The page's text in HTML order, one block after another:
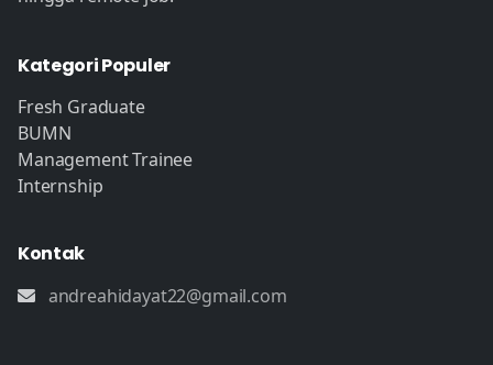
Kategori Populer
Fresh Graduate
BUMN
Management Trainee
Internship
Kontak
andreahidayat22@gmail.com